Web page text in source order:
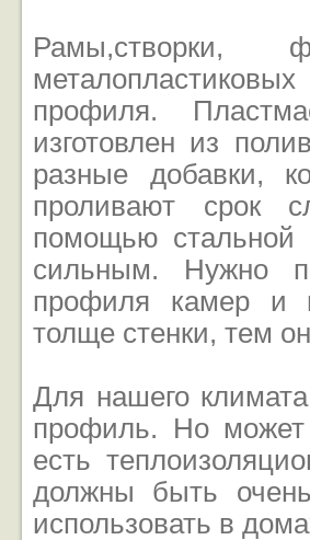
профиля.
изготовлен из
разные добавки,
проливают срок
помощью стальной
сильным. Нужно
профиля камер и
толще стенки, тем
Для нашего
профиль. Но
есть
должны быть
использовать в